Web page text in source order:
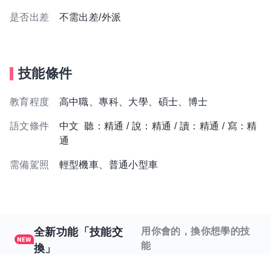
是否出差 不需出差/外派
技能條件
教育程度 高中職、專科、大學、碩士、博士
語文條件
中文 聽：精通 / 說：精通 / 讀：精通 / 寫：精
通
需備駕照 輕型機車、普通小型車
全新功能「技能交
換」
用你會的，換你想學的技
能